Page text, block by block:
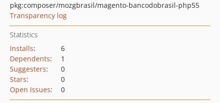
pkg:composer/mozgbrasil/magento-bancodobrasil-php55
Transparency log
Statistics
Installs:
6
Dependents:
1
Suggesters:
0
Stars:
0
Open Issues: 0